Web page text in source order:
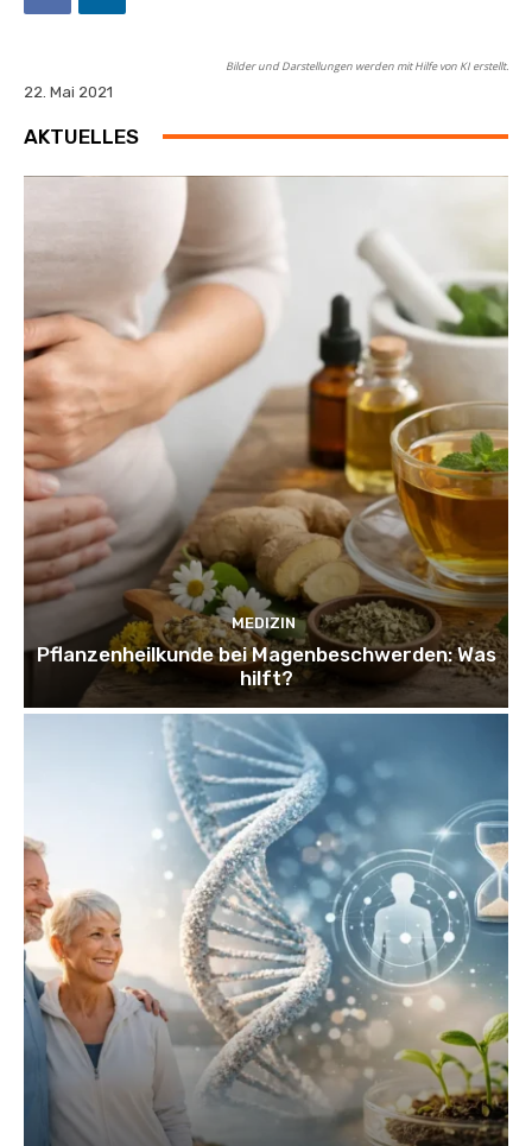
Bilder und Darstellungen werden mit Hilfe von KI erstellt.
22. Mai 2021
AKTUELLES
MEDIZIN
Pflanzenheilkunde bei Magenbeschwerden: Was
hilft?